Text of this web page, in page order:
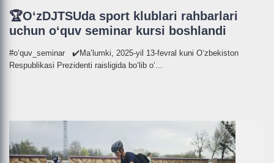
🏆O‘zDJTSUda sport klublari rahbarlari
uchun o‘quv seminar kursi boshlandi
#o‘quv_seminar ✔️Ma’lumki, 2025-yil 13-fevral kuni O‘zbekiston
Respublikasi Prezidenti raisligida bo‘lib o‘...